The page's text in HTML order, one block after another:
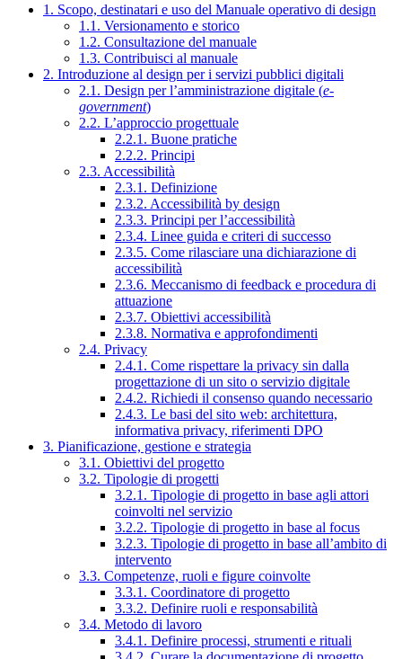
1. Scopo, destinatari e uso del Manuale operativo di design
1.1. Versionamento e storico
1.2. Consultazione del manuale
1.3. Contribuisci al manuale
2. Introduzione al design per i servizi pubblici digitali
2.1. Design per l’amministrazione digitale (e-
government)
2.2. L’approccio progettuale
2.2.1. Buone pratiche
2.2.2. Principi
2.3. Accessibilità
2.3.1. Definizione
2.3.2. Accessibilità by design
2.3.3. Principi per l’accessibilità
2.3.4. Linee guida e criteri di successo
2.3.5. Come rilasciare una dichiarazione di
accessibilità
2.3.6. Meccanismo di feedback e procedura di
attuazione
2.3.7. Obiettivi accessibilità
2.3.8. Normativa e approfondimenti
2.4. Privacy
2.4.1. Come rispettare la privacy sin dalla
progettazione di un sito o servizio digitale
2.4.2. Richiedi il consenso quando necessario
2.4.3. Le basi del sito web: architettura,
informativa privacy, riferimenti DPO
3. Pianificazione, gestione e strategia
3.1. Obiettivi del progetto
3.2. Tipologie di progetti
3.2.1. Tipologie di progetto in base agli attori
coinvolti nel servizio
3.2.2. Tipologie di progetto in base al focus
3.2.3. Tipologie di progetto in base all’ambito di
intervento
3.3. Competenze, ruoli e figure coinvolte
3.3.1. Coordinatore di progetto
3.3.2. Definire ruoli e responsabilità
3.4. Metodo di lavoro
3.4.1. Definire processi, strumenti e rituali